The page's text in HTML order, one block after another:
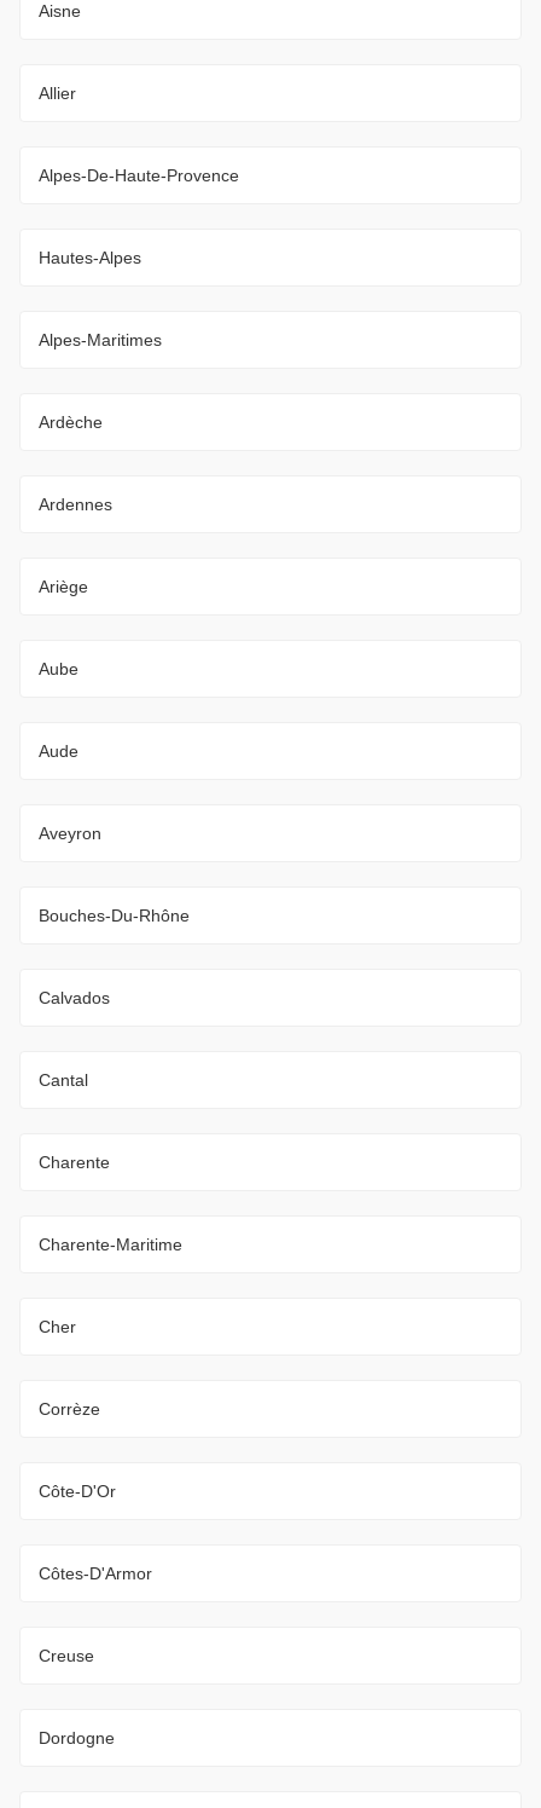
Aisne
Allier
Alpes-De-Haute-Provence
Hautes-Alpes
Alpes-Maritimes
Ardèche
Ardennes
Ariège
Aube
Aude
Aveyron
Bouches-Du-Rhône
Calvados
Cantal
Charente
Charente-Maritime
Cher
Corrèze
Côte-D'Or
Côtes-D'Armor
Creuse
Dordogne